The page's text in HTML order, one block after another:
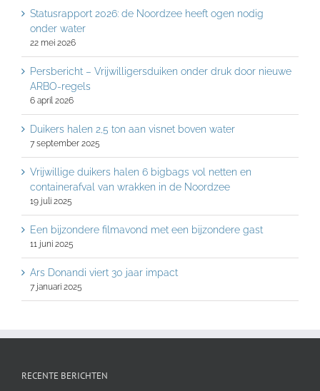
Statusrapport 2026: de Noordzee heeft ogen nodig
onder water
22 mei 2026
Persbericht – Vrijwilligersduiken onder druk door nieuwe
ARBO-regels
6 april 2026
Duikers halen 2,5 ton aan visnet boven water
7 september 2025
Vrijwillige duikers halen 6 bigbags vol netten en
containerafval van wrakken in de Noordzee
19 juli 2025
Een bijzondere filmavond met een bijzondere gast
11 juni 2025
Ars Donandi viert 30 jaar impact
7 januari 2025
RECENTE BERICHTEN